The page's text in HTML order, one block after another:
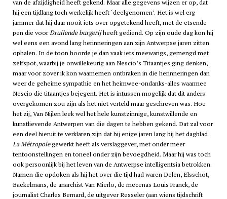
van de afzijdigheid heeft gekend. Maar alle gegevens wijzen er op, dat
hij een tijdlang toch werkelijk heeft ‘deelgenomen’. Het is wel erg
jammer dat hij daar nooit iets over opgetekend heeft, met de etsende
pen die voorDruilende burgerijheeft gediend. Op zijn oude dag kon hij
wel eens een avond lang herinneringen aan zijn Antwerpse jaren zitten
ophalen. In de toon hoorde je dan vaak iets meewarigs, gemengd met
zelfspot, waarbij je onwillekeurig aan Nescio’s Titaantjes ging denken,
maar voor zover ik kon waarnemen ontbraken in die herinneringen dan
weer de geheime sympathie en het heimwee-ondanks-alles waarmee
Nescio die titaantjes bejegent. Het is intussen mogelijk dat dit anders
overgekomen zou zijn als het niet verteld maar geschreven was. Hoe
het zij, Van Nijlen leek wel het hele kunstzinnige, kunstwillende en
kunstlievende Antwerpen van die dagen te hebben gekend. Dat zal voor
een deel hieruit te verklaren zijn dat hij enige jaren lang bij het dagblad
La Métropolegewerkt heeft als verslaggever, met onder meer
tentoonstellingen en toneel onder zijn bevoegdheid. Maar hij was toch
ook persoonlijk bij het leven van de Antwerpse intelligentsia betrokken.
Namen die opdoken als hij het over die tijd had waren Delen, Elsschot,
Baekelmans, de anarchist Van Mierlo, de mecenas Louis Franck, de
journalist Charles Bernard, de uitgever Resseler (aan wiens tijdschrift